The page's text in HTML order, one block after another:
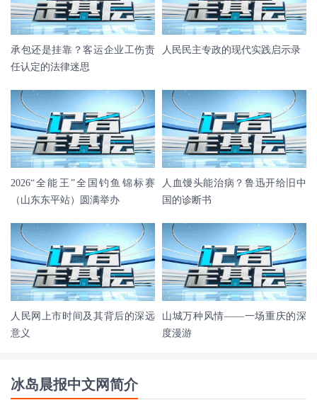
承包还是挂靠？客运企业工伤责
任认定的法律迷思
人民民主专政的现代实践启示录
2026“全能王”全国钓鱼锦标赛
（山东东平站）圆满举办
人血馒头能治病？鲁迅开给旧中
国的诊断书
人民网上市时间及其背后的深远
意义
山城万种风情——一场重庆的深
度漫游
冰岛晨报中文网简介